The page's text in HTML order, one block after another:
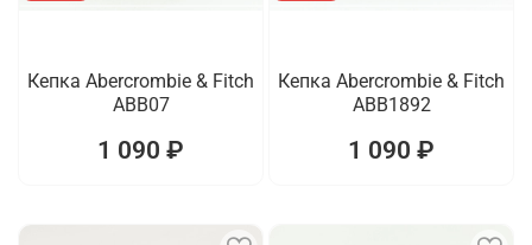
Кепка Abercrombie & Fitch
ABB07
1 090 ₽
Кепка Abercrombie & Fitch
ABB1892
1 090 ₽